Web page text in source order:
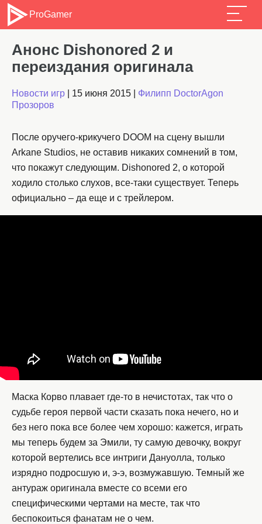
ProGamer
Анонс Dishonored 2 и
переиздания оригинала
Новости игр 15 июня 2015
Филипп DoctorAgon
Прозоров
После оручего-крикучего DOOM на сцену вышли
Arkane Studios, не оставив никаких сомнений в том,
что покажут следующим. Dishonored 2, о которой
ходило столько слухов, все-таки существует. Теперь
официально – да еще и с трейлером.
Маска Корво плавает где-то в нечистотах, так что о
судьбе героя первой части сказать пока нечего, но и
без него пока все более чем хорошо: кажется, играть
мы теперь будем за Эмили, ту самую девочку, вокруг
которой вертелись все интриги Дануолла, только
изрядно подросшую и, э-э, возмужавшую. Темный же
антураж оригинала вместе со всеми его
специфическими чертами на месте, так что
беспокоиться фанатам не о чем.